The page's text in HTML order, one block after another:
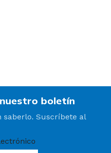
boletín
saberlo. Suscríbete al